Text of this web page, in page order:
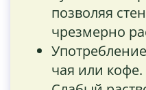
позволяя
чрезмерно
чая или кофе.